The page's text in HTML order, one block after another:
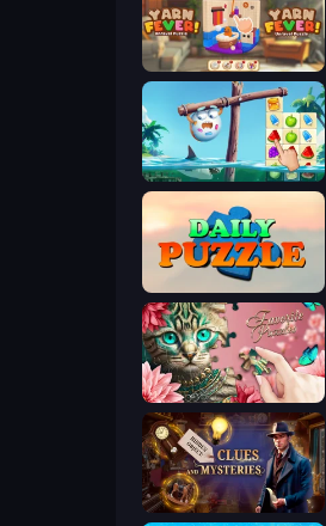
Yarn Fever! Unravel Puzzle
Sugar Heroes
Daily Puzzle
Favorite Puzzles
Hidden Object: Clues and Mysteries